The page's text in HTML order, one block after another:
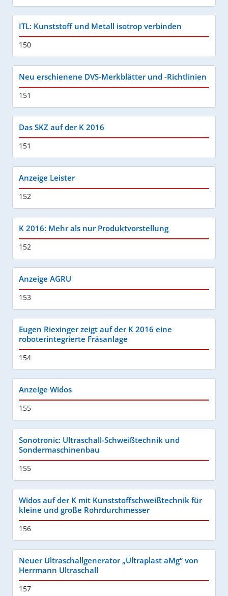
ITL: Kunststoff und Metall isotrop verbinden
150
Neu erschienene DVS-Merkblätter und -Richtlinien
151
Das SKZ auf der K 2016
151
Anzeige Leister
152
K 2016: Mehr als nur Produktvorstellung
152
Anzeige AGRU
153
Eugen Riexinger zeigt auf der K 2016 eine
roboterintegrierte Fräsanlage
154
Anzeige Widos
155
Sonotronic: Ultraschall-Schweißtechnik und
Sondermaschinenbau
155
Widos auf der K mit Kunststoffschweißtechnik für
kleine und große Rohrdurchmesser
156
Neuer Ultraschallgenerator „Ultraplast aMg“ von
Herrmann Ultraschall
157